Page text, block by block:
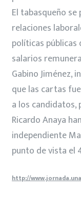
El tabasqueño
relaciones
políticas
salarios
Gabino Jiménez,
que las cartas
a los candidatos,
Ricardo Anaya
independiente
punto de vista el
http://